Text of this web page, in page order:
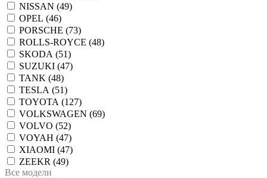
NISSAN (49)
OPEL (46)
PORSCHE (73)
ROLLS-ROYCE (48)
SKODA (51)
SUZUKI (47)
TANK (48)
TESLA (51)
TOYOTA (127)
VOLKSWAGEN (69)
VOLVO (52)
VOYAH (47)
XIAOMI (47)
ZEEKR (49)
Все модели